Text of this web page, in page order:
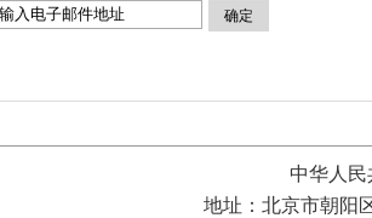
确定
中华人
地址：北京市朝阳